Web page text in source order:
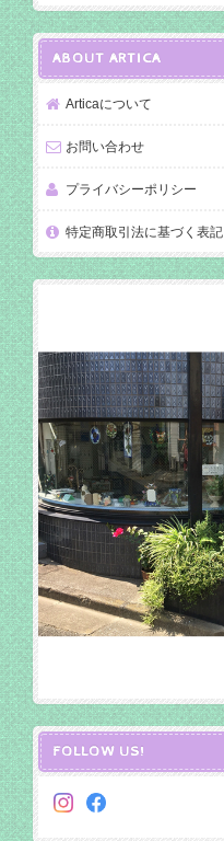
ABOUT ARTICA
Articaについて
お問い合わせ
プライバシーポリシー
特定商取引法に基づく表記
FOLLOW US!